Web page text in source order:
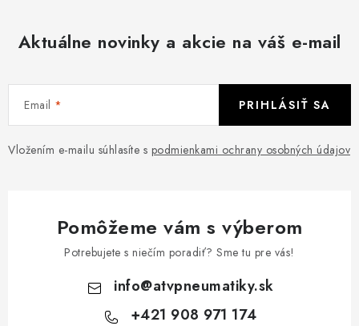
Aktuálne novinky a akcie na váš e-mail
Email
Vložením e-mailu súhlasíte s podmienkami ochrany osobných údajov
PRIHLÁSIŤ SA
Pomôžeme vám s výberom
Potrebujete s niečím poradiť? Sme tu pre vás!
info@atvpneumatiky.sk
+421 908 971 174